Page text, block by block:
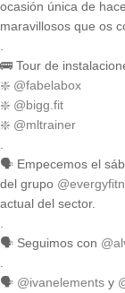
ocasión única de
maravillosos que os
🚌 Tour de
❇️ @fabelabox
❇️ @bigg.fit
❇️ @mltrainer
🗣️ Empecemos el
del grupo
actual del sector.
🗣️ Seguimos con
🗣️ @ivanelements y